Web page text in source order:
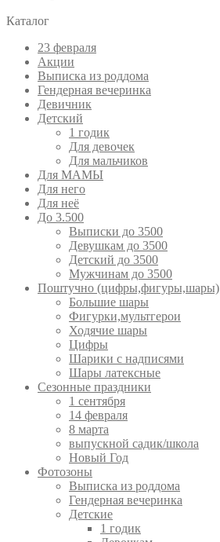
Каталог
23 февраля
Акции
Выписка из роддома
Гендерная вечеринка
Девичник
Детский
1 годик
Для девочек
Для мальчиков
Для МАМЫ
Для него
Для неё
До 3.500
Выписки до 3500
Девушкам до 3500
Детский до 3500
Мужчинам до 3500
Поштучно (цифры,фигуры,шары)
Большие шары
Фигурки,мультгерои
Ходячие шары
Цифры
Шарики с надписями
Шары латексные
Сезонные праздники
1 сентября
14 февраля
8 марта
выпускной садик/школа
Новый Год
Фотозоны
Выписка из роддома
Гендерная вечеринка
Детские
1 годик